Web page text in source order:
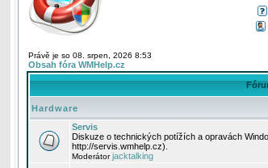
Právě je so 08. srpen, 2026 8:53
Obsah fóra WMHelp.cz
Hardware
Servis
Diskuze o technických potížích a opravách
http://servis.wmhelp.cz).
Moderátorjacktalking